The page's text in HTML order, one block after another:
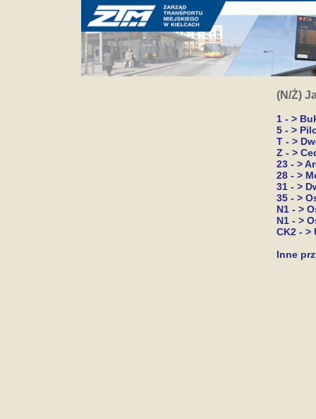
(N/Ż)
1 - >
5 - >
T - >
Z - >
23 - >
28 - >
31 - >
35 - >
N1 - >
N1 - >
CK2 - >
Inne